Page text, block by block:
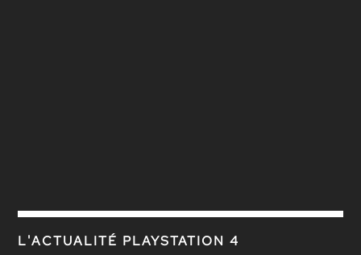
L'ACTUALITÉ PLAYSTATION 4